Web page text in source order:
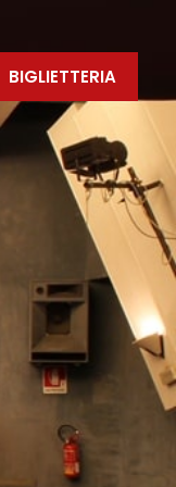
BIGLIETTERIA